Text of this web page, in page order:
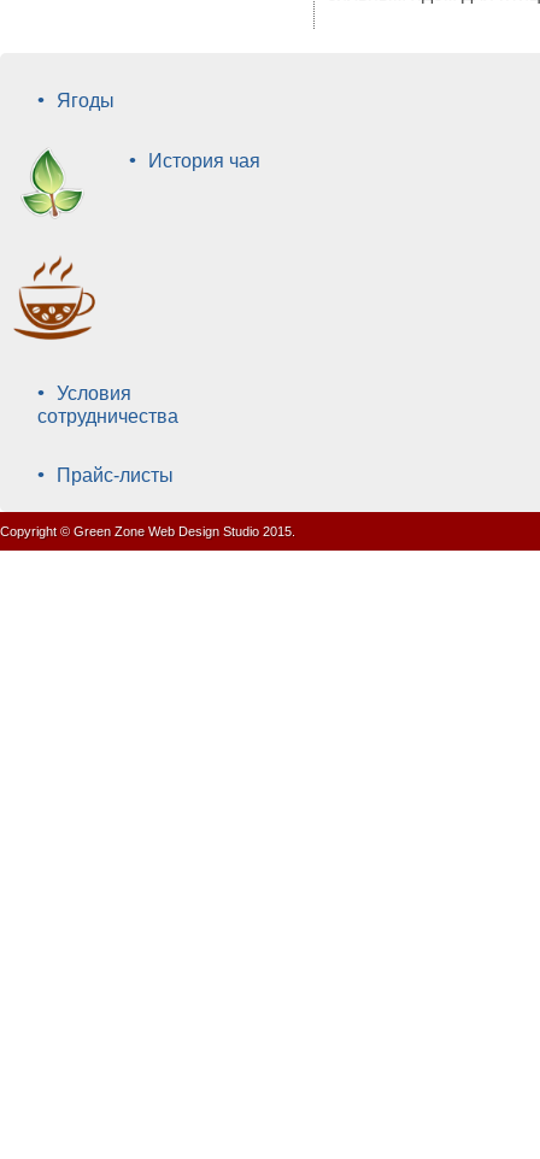
• Ягоды
• История чая
•
Условия
сотрудничества
• Прайс-листы
Copyright © Green Zone Web Design Studio 2015.